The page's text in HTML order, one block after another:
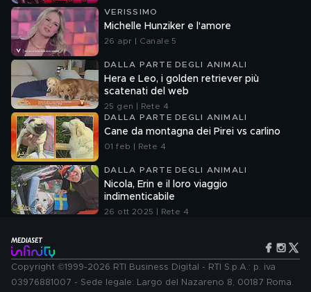
VERISSIMO
Michelle Hunziker e l'amore
26 apr | Canale 5
DALLA PARTE DEGLI ANIMALI
Hera e Leo, i golden retriever più
scatenati del web
25 gen | Rete 4
DALLA PARTE DEGLI ANIMALI
Cane da montagna dei Pirei vs carlino
01 feb | Rete 4
DALLA PARTE DEGLI ANIMALI
Nicola, Erin e il loro viaggio
indimenticabile
26 ott 2025 | Rete 4
Copyright ©1999-2026 RTI Business Digital - RTI S.p.A.: p. iva
03976881007 - Sede legale: Largo del Nazareno 8, 00187 Roma.